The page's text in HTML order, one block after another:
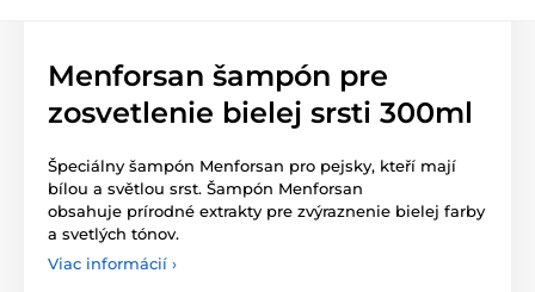
Menforsan šampón pre
zosvetlenie bielej srsti 300ml
Špeciálny šampón Menforsan pro pejsky, kteří mají
bílou a světlou srst. Šampón Menforsan
obsahuje prírodné extrakty pre zvýraznenie bielej farby
a svetlých tónov.
Viac informácií ›